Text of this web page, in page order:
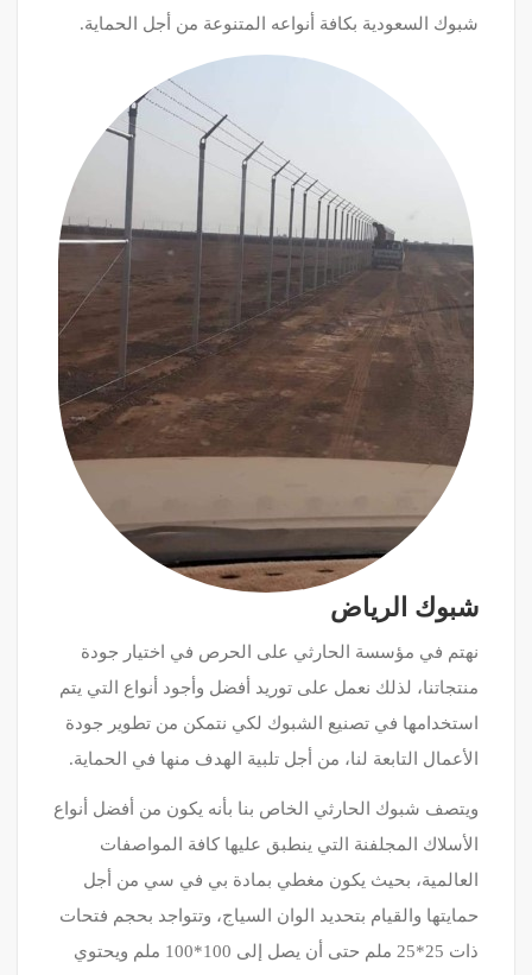
شبوك السعودية بكافة أنواعه المتنوعة من أجل الحماية.
شبوك الرياض
نهتم في مؤسسة الحارثي على الحرص في اختيار جودة
منتجاتنا، لذلك نعمل على توريد أفضل وأجود أنواع التي يتم
استخدامها في تصنيع الشبوك لكي نتمكن من تطوير جودة
الأعمال التابعة لنا، من أجل تلبية الهدف منها في الحماية.
ويتصف شبوك الحارثي الخاص بنا بأنه يكون من أفضل أنواع
الأسلاك المجلفنة التي ينطبق عليها كافة المواصفات
العالمية، بحيث يكون مغطي بمادة بي في سي من أجل
حمايتها والقيام بتحديد الوان السياج، وتتواجد بحجم فتحات
ذات 25*25 ملم حتى أن يصل إلى 100*100 ملم ويحتوي